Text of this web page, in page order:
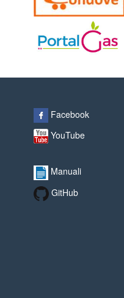
Facebook
YouTube
Manuali
GitHub